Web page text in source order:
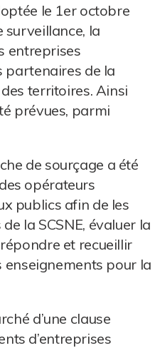
le 1er octobre
surveillance, la
entreprises
partenaires de la
territoires. Ainsi
prévues, parmi
de sourçage a été
opérateurs
publics afin de les
la SCSNE, évaluer la
et recueillir
enseignements pour la
d’une clause
d’entreprises